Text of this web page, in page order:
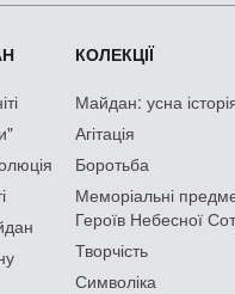
КОЛЕКЦІЇ
Майдан: усна
Агітація
Боротьба
Меморіальні
Героїв Небесної
Творчість
Символіка